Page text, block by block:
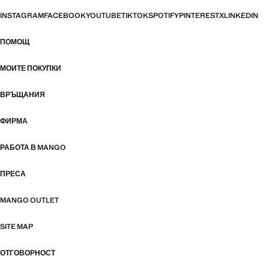
INSTAGRAMFACEBOOKYOUTUBETIKTOKSPOTIFYPINTERESTXLINKEDIN
ПОМОЩ
МОИТЕ ПОКУПКИ
ВРЪЩАНИЯ
ФИРМА
РАБОТА В MANGO
ПРЕСА
MANGO OUTLET
SITE MAP
ОТГОВОРНОСТ